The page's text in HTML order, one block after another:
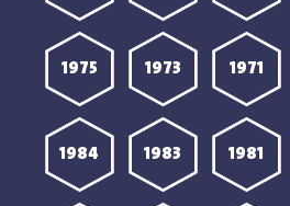
1971
1973
1975
1981
1983
1984